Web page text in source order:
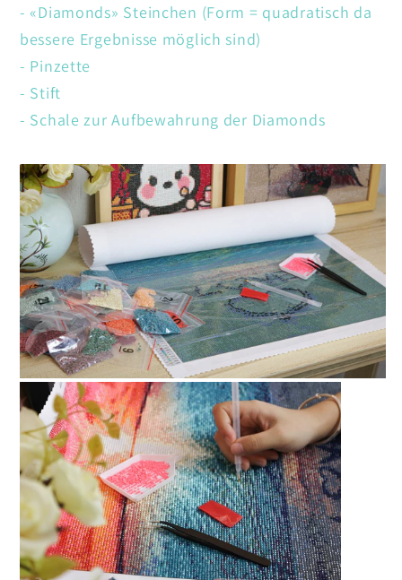
- «Diamonds» Steinchen (Form = quadratisch da
bessere Ergebnisse möglich sind)
- Pinzette
- Stift
- Schale zur Aufbewahrung der Diamonds